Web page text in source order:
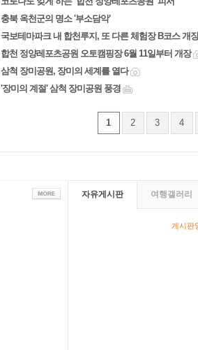
충북 옥천군의 명소 '부소담악'
국보테마파크 내 합천루지, 또 다른 체험장 B코스 개장
합천 정양레포츠공원 오토캠핑장 6월 11일부터 개장
삼척 장미공원, 장미의 세계를 열다
'장미의 계절' 삼척 장미공원 풍경
1 2 3 4
자유게시판 여행갤러리
게시판